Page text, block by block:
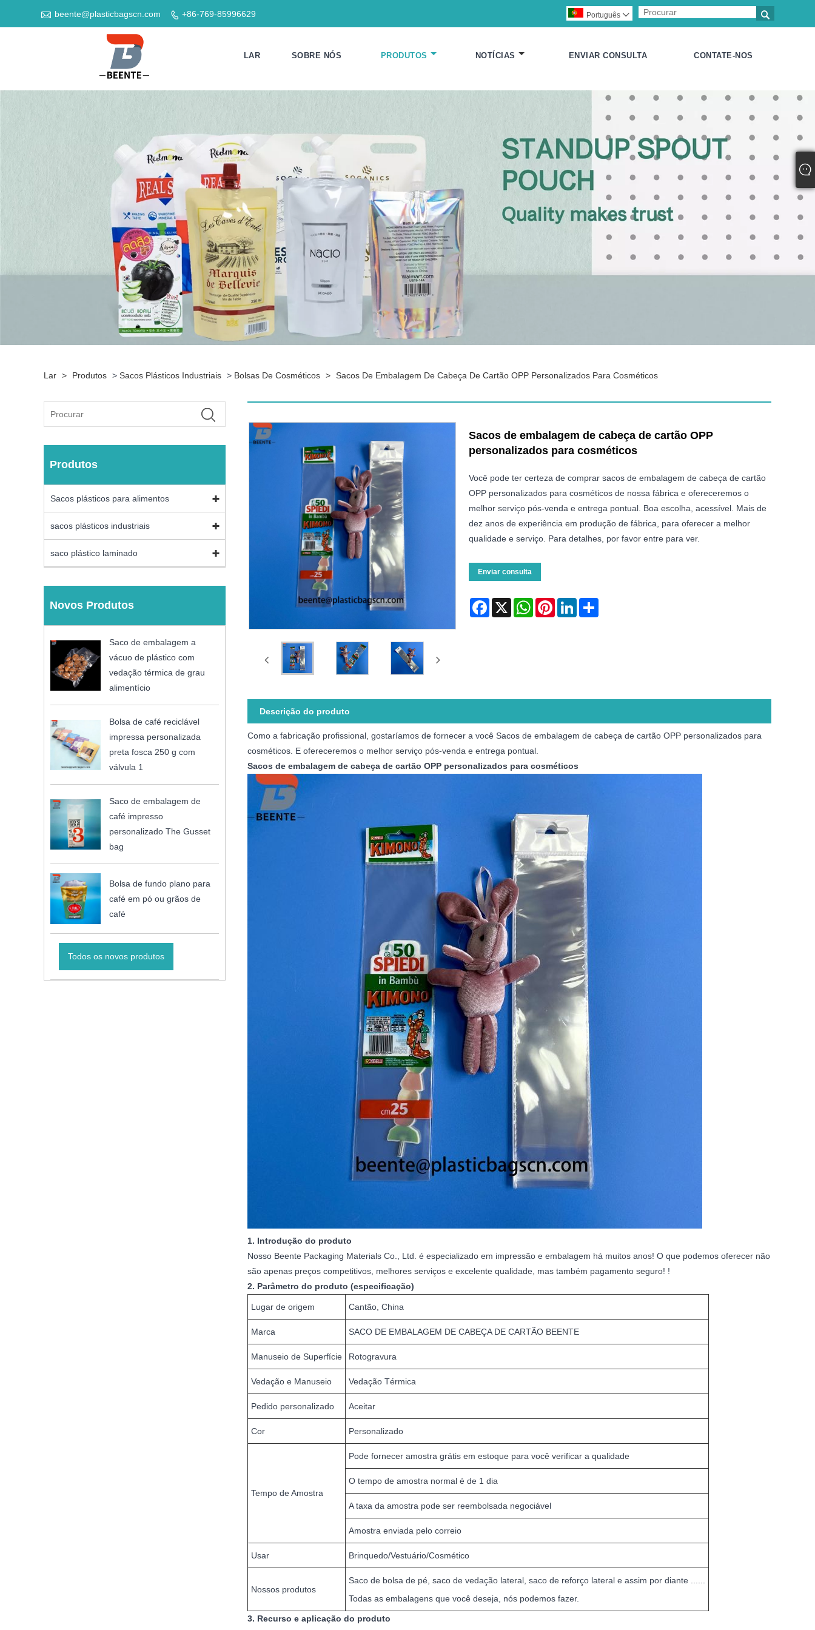
 beente@plasticbagscn.com  +86-769-85996629 
Português 
LAR SOBRE NÓS PRODUTOS NOTÍCIAS ENVIAR CONSULTA CONTATE-NOS
Lar > Produtos > Sacos Plásticos Industriais > Bolsas De Cosméticos > Sacos De Embalagem De Cabeça De Cartão OPP Personalizados Para Cosméticos
Produtos
Sacos plásticos para alimentos
sacos plásticos industriais
saco plástico laminado
Novos Produtos
Saco de embalagem a
vácuo de plástico com
vedação térmica de grau
alimentício
Bolsa de café reciclável
impressa personalizada
preta fosca 250 g com
válvula 1
Saco de embalagem de
café impresso
personalizado The Gusset
bag
Bolsa de fundo plano para
café em pó ou grãos de
café
Todos os novos produtos
Sacos de embalagem de cabeça de cartão OPP
personalizados para cosméticos
Você pode ter certeza de comprar sacos de embalagem de cabeça de cartão
OPP personalizados para cosméticos de nossa fábrica e ofereceremos o
melhor serviço pós-venda e entrega pontual. Boa escolha, acessível. Mais de
dez anos de experiência em produção de fábrica, para oferecer a melhor
qualidade e serviço. Para detalhes, por favor entre para ver.
Enviar consulta
Facebook
X WhatsAppPinterestLinkedInShare
Descrição do produto
Como a fabricação profissional, gostaríamos de fornecer a você Sacos de embalagem de cabeça de cartão OPP personalizados para
cosméticos. E ofereceremos o melhor serviço pós-venda e entrega pontual.
Sacos de embalagem de cabeça de cartão OPP personalizados para cosméticos
1. Introdução do produto
Nosso Beente Packaging Materials Co., Ltd. é especializado em impressão e embalagem há muitos anos! O que podemos oferecer não
são apenas preços competitivos, melhores serviços e excelente qualidade, mas também pagamento seguro! !
2. Parâmetro do produto (especificação)
Lugar de origem Cantão, China
Marca SACO DE EMBALAGEM DE CABEÇA DE CARTÃO BEENTE
Manuseio de Superfície Rotogravura
Vedação e Manuseio Vedação Térmica
Pedido personalizado Aceitar
Cor Personalizado
Tempo de Amostra
Pode fornecer amostra grátis em estoque para você verificar a qualidade
O tempo de amostra normal é de 1 dia
A taxa da amostra pode ser reembolsada negociável
Amostra enviada pelo correio
Usar Brinquedo/Vestuário/Cosmético
Nossos produtos
Saco de bolsa de pé, saco de vedação lateral, saco de reforço lateral e assim por diante ......
Todas as embalagens que você deseja, nós podemos fazer.
3. Recurso e aplicação do produto